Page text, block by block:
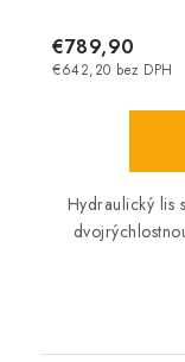
€642,20 bez DPH
€789,90
Hydraulický lis